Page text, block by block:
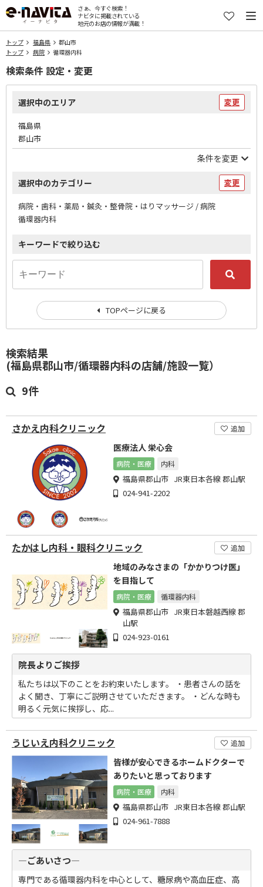
さぁ、今すぐ検索！
ナビタに掲載されている
地元のお店の情報が満載！
トップ 福島県
郡山市
トップ
病院 循環器内科
検索結果
(福島県郡山市/循環器内科の店舗/施設一覧）
9件
さかえ内科クリニック 追加
医療法人 栄心会
病院・医療 内科
福島県郡山市 JR東日本各線 郡山駅
024-941-2202
たかはし内科・眼科クリニック 追加
地域のみなさまの「かかりつけ医」
を目指して
病院・医療 循環器内科
福島県郡山市 JR東日本磐越西線 郡
山駅
024-923-0161
院長よりご挨拶
私たちは以下のことをお約束いたします。 ・患者さんの話を
よく聞き、丁寧にご説明させていただきます。 ・どんな時も
明るく元気に挨拶し、応...
うじいえ内科クリニック 追加
皆様が安心できるホームドクターで
ありたいと思っております
病院・医療 内科
福島県郡山市 JR東日本各線 郡山駅
024-961-7888
―ごあいさつ―
専門である循環器内科を中心として、糖尿病や高血圧症、高
検索条件 設定・変更
選択中のエリア 変更
福島県
郡山市
条件を変更
選択中のカテゴリー 変更
病院・歯科・薬局・鍼灸・整骨院・はりマッサージ / 病院
循環器内科
キーワードで絞り込む
TOPページに戻る